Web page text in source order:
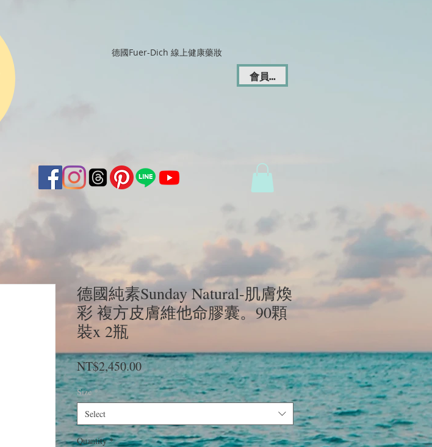
德國Fuer-Dich 線上健康藥妝
會員登入
德國純素Sunday Natural-肌膚煥
彩 複方皮膚維他命膠囊。90顆
裝x 2瓶
NT$2,450.00Price
Size *
Select
Quantity *